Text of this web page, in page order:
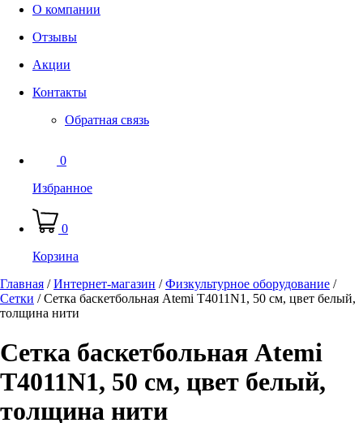
О компании
Отзывы
Акции
Контакты
Обратная связь
0
Избранное
0
Корзина
Главная /Интернет-магазин /Физкультурное оборудование /
Сетки /Сетка баскетбольная Atemi T4011N1, 50 см, цвет белый,
толщина нити
Сетка баскетбольная Atemi
T4011N1, 50 см, цвет белый,
толщина нити